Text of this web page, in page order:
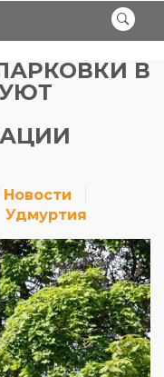
В
Новости
Удмуртия